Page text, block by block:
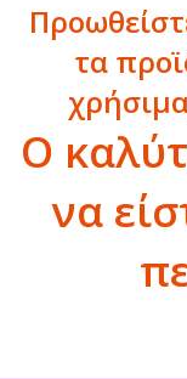
τα
Ο
να